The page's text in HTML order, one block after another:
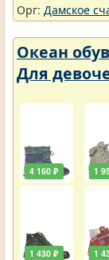
Орг: Дамское
Океан
Для
4 160 ₽
1 430 ₽
1
1